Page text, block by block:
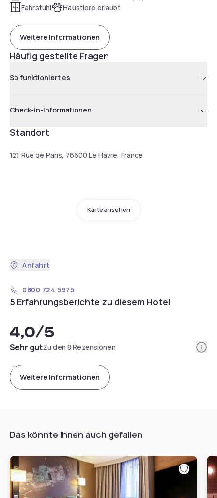
Fahrstuhl
Haustiere erlaubt
Weitere Informationen
Häufig gestellte Fragen
So funktioniert es
Check-in-Informationen
Standort
121 Rue de Paris, 76600 Le Havre, France
Karte ansehen
Anfahrt
0800 724 5975
5 Erfahrungsberichte zu diesem Hotel
4,0/5
Sehr gutZu den 8 Rezensionen
Weitere Informationen
Das könnte Ihnen auch gefallen